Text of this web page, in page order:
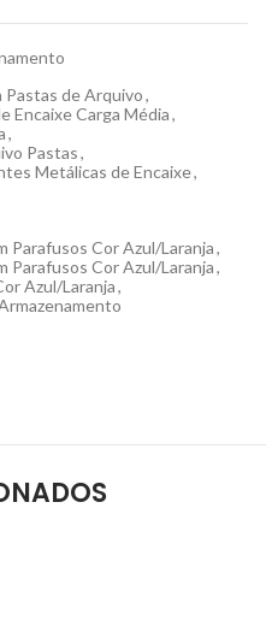
Pastas de Arquivo,
Encaixe Carga Média,
,
Pastas,
Metálicas de Encaixe,
Parafusos Cor Azul/Laranja,
Parafusos Cor Azul/Laranja,
Azul/Laranja,